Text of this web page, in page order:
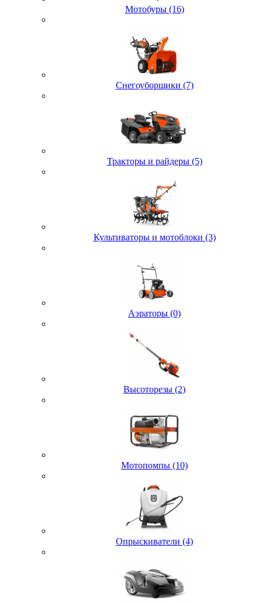
Мотобуры (16)
Снегоуборщики (7)
Тракторы и райдеры (5)
Культиваторы и мотоблоки (3)
Аэраторы (0)
Высоторезы (2)
Мотопомпы (10)
Опрыскиватели (4)